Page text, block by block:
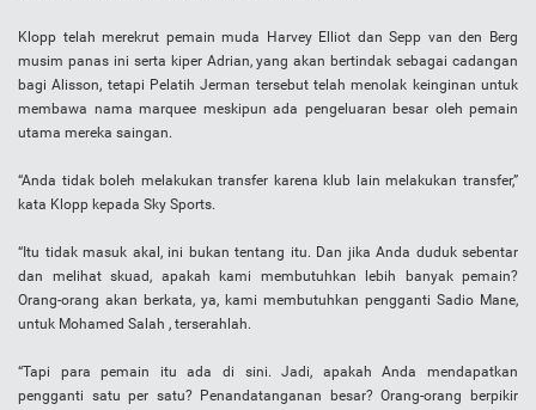
Klopp telah merekrut pemain muda Harvey Elliot dan Sepp van den Berg
musim panas ini serta kiper Adrian, yang akan bertindak sebagai cadangan
bagi Alisson, tetapi Pelatih Jerman tersebut telah menolak keinginan untuk
membawa nama marquee meskipun ada pengeluaran besar oleh pemain
utama mereka saingan.
“Anda tidak boleh melakukan transfer karena klub lain melakukan transfer,”
kata Klopp kepada Sky Sports.
“Itu tidak masuk akal, ini bukan tentang itu. Dan jika Anda duduk sebentar
dan melihat skuad, apakah kami membutuhkan lebih banyak pemain?
Orang-orang akan berkata, ya, kami membutuhkan pengganti Sadio Mane,
untuk Mohamed Salah , terserahlah.
“Tapi para pemain itu ada di sini. Jadi, apakah Anda mendapatkan
pengganti satu per satu? Penandatanganan besar? Orang-orang berpikir